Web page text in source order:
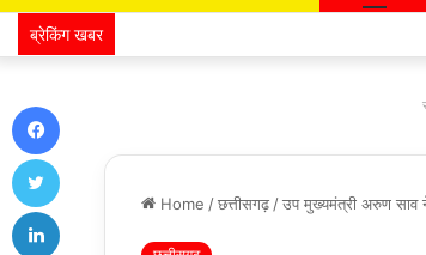
ब्रेकिंग खबर
Home /छत्तीसगढ़ /उप मुख्यमंत्री अरुण साव
Twitter